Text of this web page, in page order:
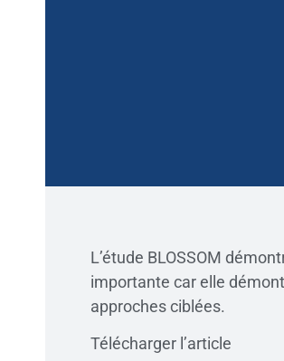
L’étude BLOSSOM
importante car elle
approches ciblées.
Télécharger l’article